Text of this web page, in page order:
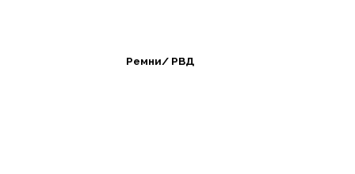
Ремни/ РВД